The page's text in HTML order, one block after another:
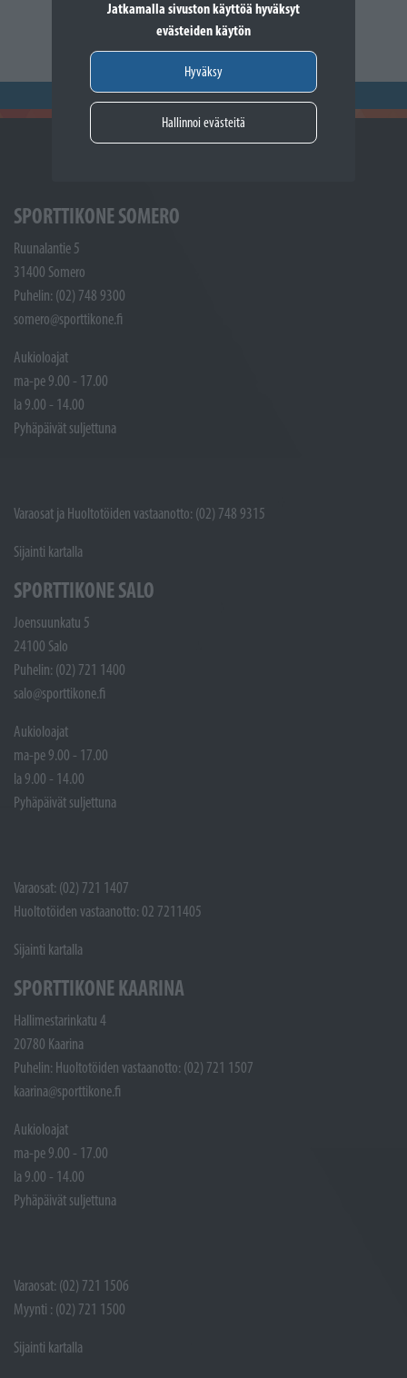
Jatkamalla sivuston käyttöä hyväksyt
evästeiden käytön
Hyväksy
Hallinnoi evästeitä
SPORTTIKONE SOMERO
Ruunalantie 5
31400 Somero
Puhelin: (02) 748 9300
somero@sporttikone.fi
Aukioloajat
ma-pe 9.00 - 17.00
la 9.00 - 14.00
Pyhäpäivät suljettuna
Varaosat ja Huoltotöiden vastaanotto: (02) 748 9315
Sijainti kartalla
SPORTTIKONE SALO
Joensuunkatu 5
24100 Salo
Puhelin: (02) 721 1400
salo@sporttikone.fi
Aukioloajat
ma-pe 9.00 - 17.00
la 9.00 - 14.00
Pyhäpäivät suljettuna
Varaosat: (02) 721 1407
Huoltotöiden vastaanotto: 02 7211405
Sijainti kartalla
SPORTTIKONE KAARINA
Hallimestarinkatu 4
20780 Kaarina
Puhelin: Huoltotöiden vastaanotto: (02) 721 1507
kaarina@sporttikone.fi
Aukioloajat
ma-pe 9.00 - 17.00
la 9.00 - 14.00
Pyhäpäivät suljettuna
Varaosat: (02) 721 1506
Myynti : (02) 721 1500
Sijainti kartalla